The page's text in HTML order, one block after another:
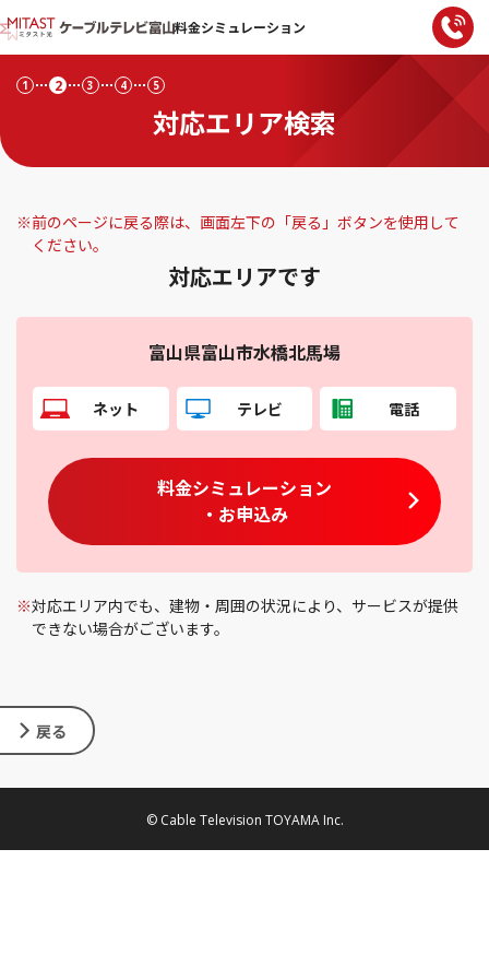
料金シミュレーション
対応エリア検索
1 2 3 4 5
※前のページに戻る際は、画面左下の「戻る」ボタンを使用して
ください。
対応エリアです
富山県富山市水橋北馬場
ネット テレビ 電話
料金シミュレーション
・お申込み
※対応エリア内でも、建物・周囲の状況により、サービスが提供
できない場合がございます。
戻る
© Cable Television TOYAMA Inc.